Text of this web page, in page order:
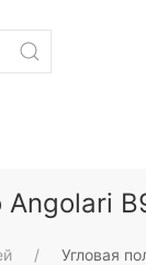
Угловая